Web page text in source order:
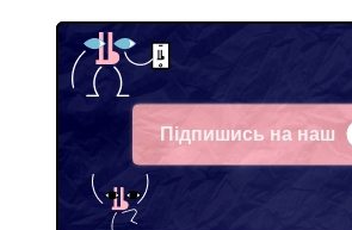
Підпишись на наш
Facebook